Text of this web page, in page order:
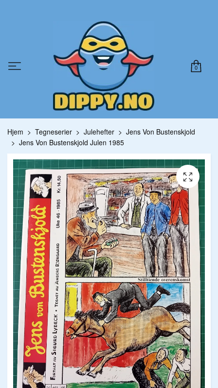
0
Hjem Tegneserier Julehefter
Jens Von Bustenskjold
Jens Von Bustenskjold Julen 1985